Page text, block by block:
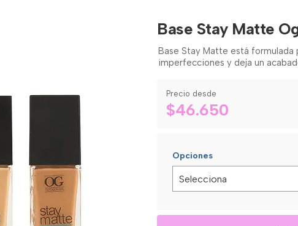
Base Stay Matte
Base Stay Matte está formulada
imperfecciones y deja un
Precio desde
$46.650
Opciones